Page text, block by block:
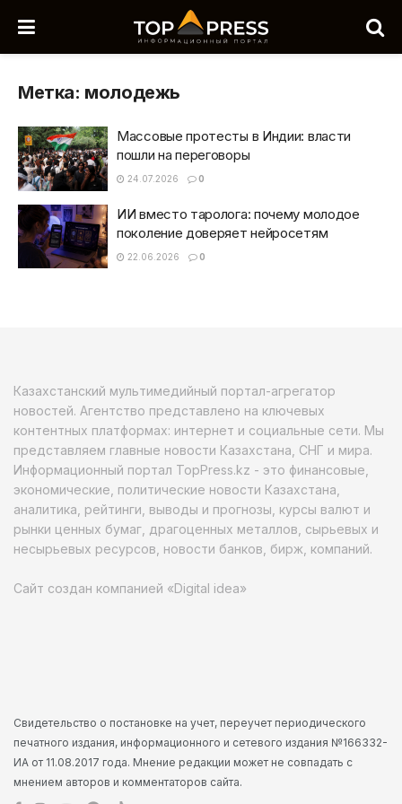
Метка: молодежь
Массовые протесты в Индии: власти
пошли на переговоры
24.07.2026 0
ИИ вместо таролога: почему молодое
поколение доверяет нейросетям
22.06.2026 0
Казахстанский мультимедийный портал-агрегатор
новостей. Агентство представлено на ключевых
контентных платформах: интернет и социальные сети. Мы
представляем главные новости Казахстана, СНГ и мира.
Информационный портал TopPress.kz - это финансовые,
экономические, политические новости Казахстана,
аналитика, рейтинги, выводы и прогнозы, курсы валют и
рынки ценных бумаг, драгоценных металлов, сырьевых и
несырьевых ресурсов, новости банков, бирж, компаний.
Сайт создан компанией «Digital idea»
Свидетельство о постановке на учет, переучет периодического
печатного издания, информационного и сетевого издания №166332-
ИА от 11.08.2017 года. Мнение редакции может не совпадать с
мнением авторов и комментаторов сайта.